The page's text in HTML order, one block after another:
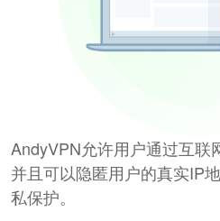
AndyVPN允许用户通过互联
并且可以隐匿用户的真实IP
私保护。